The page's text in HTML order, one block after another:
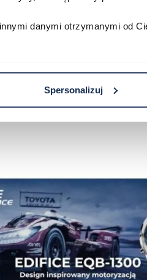
danymi otrzymanymi od
Spersonalizuj
Do koszyka